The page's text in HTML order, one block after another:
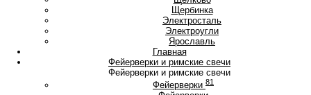
Щербинка
Электросталь
Электроугли
Ярославль
Главная
Фейерверки и римские свечи
Фейерверки и римские свечи
Фейерверки 81